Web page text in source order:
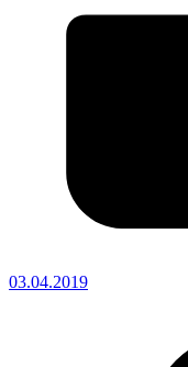
03.04.2019